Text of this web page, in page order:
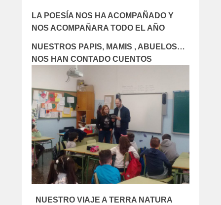
LA POESÍA NOS HA ACOMPAÑADO Y
NOS ACOMPAÑARA TODO EL AÑO
NUESTROS PAPIS, MAMIS , ABUELOS…
NOS HAN CONTADO CUENTOS
NUESTRO VIAJE A TERRA NATURA